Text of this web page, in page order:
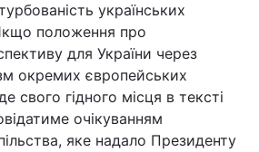
українських
положення про
для України через
окремих європейських
свого гідного місця в тексті
очікуванням
яке надало Президенту